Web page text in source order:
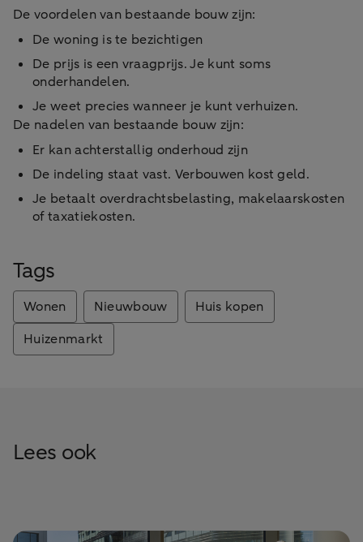
De voordelen van bestaande bouw zijn:
De woning is te bezichtigen
De prijs is een vraagprijs. Je kunt soms
onderhandelen.
Je weet precies wanneer je kunt verhuizen.
De nadelen van bestaande bouw zijn:
Er kan achterstallig onderhoud zijn
De indeling staat vast. Verbouwen kost geld.
Je betaalt overdrachtsbelasting, makelaarskosten
of taxatiekosten.
Tags
Wonen Nieuwbouw
Huis kopen
Huizenmarkt
Lees ook